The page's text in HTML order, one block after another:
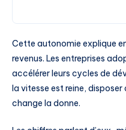
Cette autonomie explique
revenus. Les entreprises
accélérer leurs cycles de
la vitesse est reine,
change la donne.